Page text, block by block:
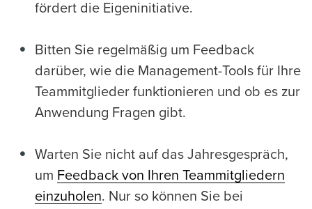
fördert die Eigeninitiative.
Bitten Sie regelmäßig um Feedback
darüber, wie die Management-Tools für Ihre
Teammitglieder funktionieren und ob es zur
Anwendung Fragen gibt.
Warten Sie nicht auf das Jahresgespräch,
um Feedback von Ihren Teammitgliedern
einzuholen. Nur so können Sie bei